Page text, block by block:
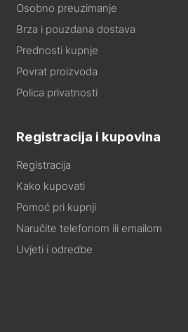
Osobno preuzimanje
Brza i pouzdana dostava
Prednosti kupnje
Povrat proizvoda
Polica privatnosti
Registracija i kupovina
Registracija
Kako kupovati
Pomoć pri kupnji
Naručite telefonom ili emailom
Uvjeti i odredbe